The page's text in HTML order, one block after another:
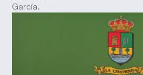
García.